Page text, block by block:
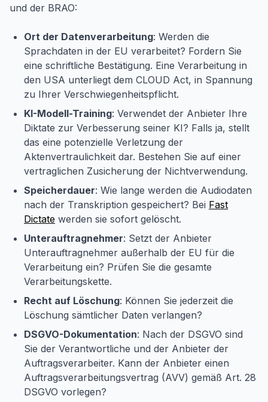
und der BRAO:
Ort der Datenverarbeitung: Werden die
Sprachdaten in der EU verarbeitet? Fordern Sie
eine schriftliche Bestätigung. Eine Verarbeitung in
den USA unterliegt dem CLOUD Act, in Spannung
zu Ihrer Verschwiegenheitspflicht.
KI-Modell-Training: Verwendet der Anbieter Ihre
Diktate zur Verbesserung seiner KI? Falls ja, stellt
das eine potenzielle Verletzung der
Aktenvertraulichkeit dar. Bestehen Sie auf einer
vertraglichen Zusicherung der Nichtverwendung.
Speicherdauer: Wie lange werden die Audiodaten
nach der Transkription gespeichert? Bei Fast
Dictate werden sie sofort gelöscht.
Unterauftragnehmer: Setzt der Anbieter
Unterauftragnehmer außerhalb der EU für die
Verarbeitung ein? Prüfen Sie die gesamte
Verarbeitungskette.
Recht auf Löschung: Können Sie jederzeit die
Löschung sämtlicher Daten verlangen?
DSGVO-Dokumentation: Nach der DSGVO sind
Sie der Verantwortliche und der Anbieter der
Auftragsverarbeiter. Kann der Anbieter einen
Auftragsverarbeitungsvertrag (AVV) gemäß Art. 28
DSGVO vorlegen?